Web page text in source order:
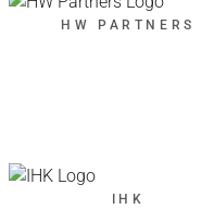
HW PARTNERS
IHK